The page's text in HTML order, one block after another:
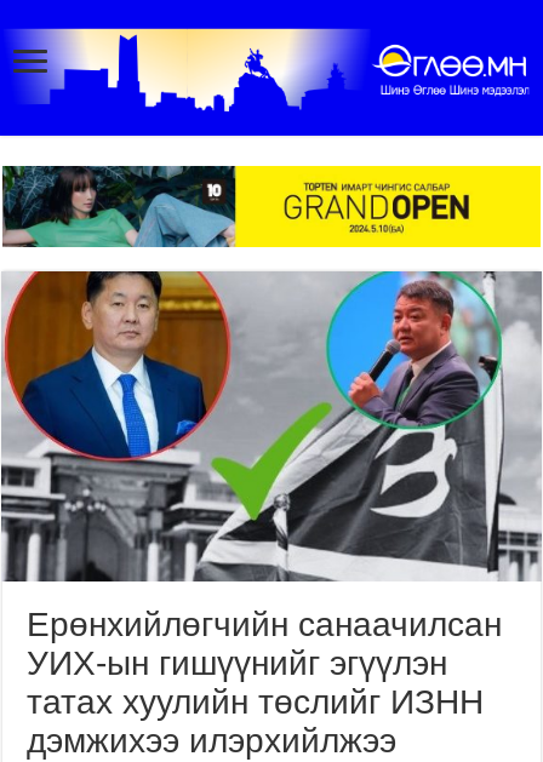
Ерөнхийлөгчийн санаачилсан
УИХ-ын гишүүнийг эгүүлэн
татах хуулийн төслийг ИЗНН
дэмжихээ илэрхийлжээ